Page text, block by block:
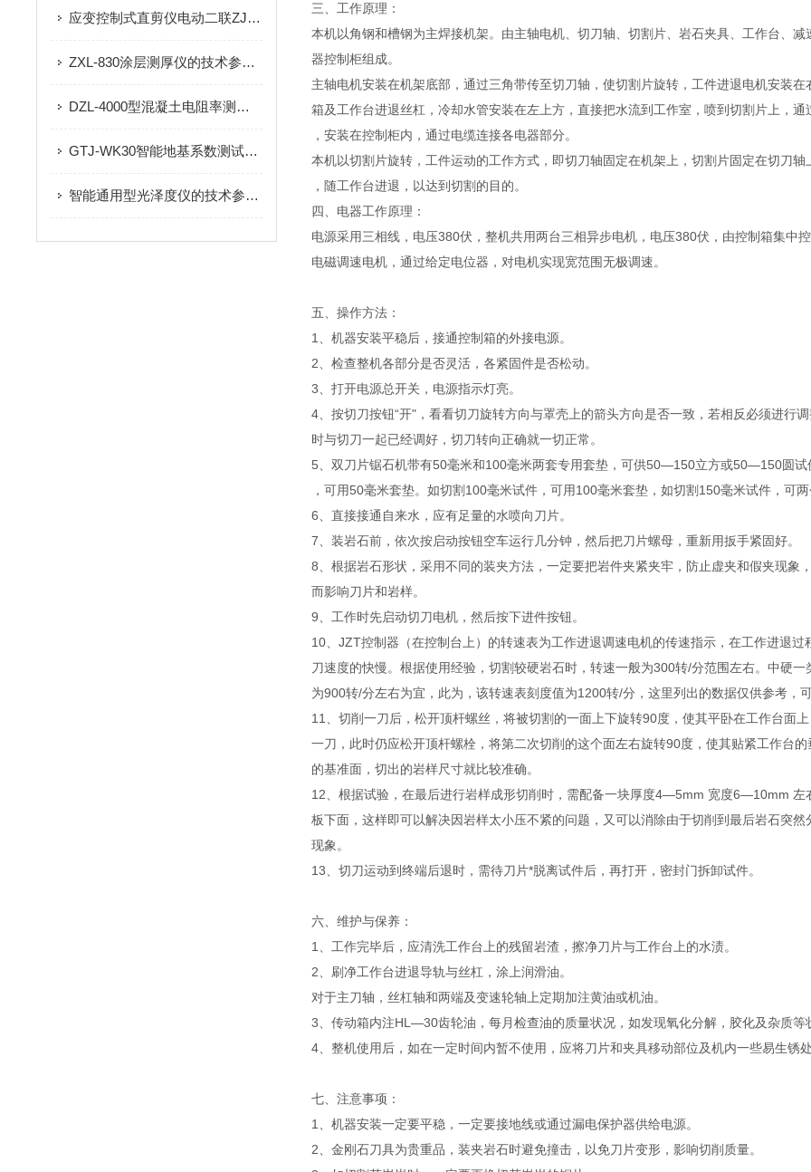
应变控制式直剪仪电动二联ZJ型的介绍
ZXL-830涂层测厚仪的技术参数及特点
DZL-4000型混凝土电阻率测试仪产品概述
GTJ-WK30智能地基系数测试仪的技术参数及产品特点
智能通用型光泽度仪的技术参数详情
三、工作原理：
本机以角钢和槽钢为主焊接机架。由主轴电机、切刀轴、切割片、岩石夹具、工作台、
器控制柜组成。
主轴电机安装在机架底部，通过三角带传至切刀轴，使切割片旋转，工件进退电机安装
箱及工作台进退丝杠，冷却水管安装在左上方，直接把水流到工作室，喷到切割片上，通
，安装在控制柜内，通过电缆连接各电器部分。
本机以切割片旋转，工件运动的工作方式，即切刀轴固定在机架上，切割片固定在切刀轴
，随工作台进退，以达到切割的目的。
四、电器工作原理：
电源采用三相线，电压380伏，整机共用两台三相异步电机，电压380伏，由控制箱集中
电磁调速电机，通过给定电位器，对电机实现宽范围无极调速。
五、操作方法：
1、机器安装平稳后，接通控制箱的外接电源。
2、检查整机各部分是否灵活，各紧固件是否松动。
3、打开电源总开关，电源指示灯亮。
4、按切刀按钮“开"，看看切刀旋转方向与罩壳上的箭头方向是否一致，若相反必须进行
时与切刀一起已经调好，切刀转向正确就一切正常。
5、双刀片锯石机带有50毫米和100毫米两套专用套垫，可供50—150立方或50—150圆试
，可用50毫米套垫。如切割100毫米试件，可用100毫米套垫，如切割150毫米试件，可两
6、直接接通自来水，应有足量的水喷向刀片。
7、装岩石前，依次按启动按钮空车运行几分钟，然后把刀片螺母，重新用扳手紧固好。
8、根据岩石形状，采用不同的装夹方法，一定要把岩件夹紧夹牢，防止虚夹和假夹现象
而影响刀片和岩样。
9、工作时先启动切刀电机，然后按下进件按钮。
10、JZT控制器（在控制台上）的转速表为工作进退调速电机的传速指示，在工作进退过
刀速度的快慢。根据使用经验，切割较硬岩石时，转速一般为300转/分范围左右。中硬
为900转/分左右为宜，此为，该转速表刻度值为1200转/分，这里列出的数据仅供参考，
11、切削一刀后，松开顶杆螺丝，将被切割的一面上下旋转90度，使其平卧在工作台面
一刀，此时仍应松开顶杆螺栓，将第二次切削的这个面左右旋转90度，使其贴紧工作台
的基准面，切出的岩样尺寸就比较准确。
12、根据试验，在最后进行岩样成形切削时，需配备一块厚度4—5mm 宽度6—10mm 左
板下面，这样即可以解决因岩样太小压不紧的问题，又可以消除由于切削到最后岩石突然
现象。
13、切刀运动到终端后退时，需待刀片*脱离试件后，再打开，密封门拆卸试件。
六、维护与保养：
1、工作完毕后，应清洗工作台上的残留岩渣，擦净刀片与工作台上的水渍。
2、刷净工作台进退导轨与丝杠，涂上润滑油。
对于主刀轴，丝杠轴和两端及变速轮轴上定期加注黄油或机油。
3、传动箱内注HL—30齿轮油，每月检查油的质量状况，如发现氧化分解，胶化及杂质等
4、整机使用后，如在一定时间内暂不使用，应将刀片和夹具移动部位及机内一些易生锈处
七、注意事项：
1、机器安装一定要平稳，一定要接地线或通过漏电保护器供给电源。
2、金刚石刀具为贵重品，装夹岩石时避免撞击，以免刀片变形，影响切削质量。